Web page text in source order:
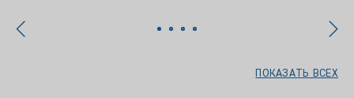
ПОКАЗАТЬ ВСЕХ